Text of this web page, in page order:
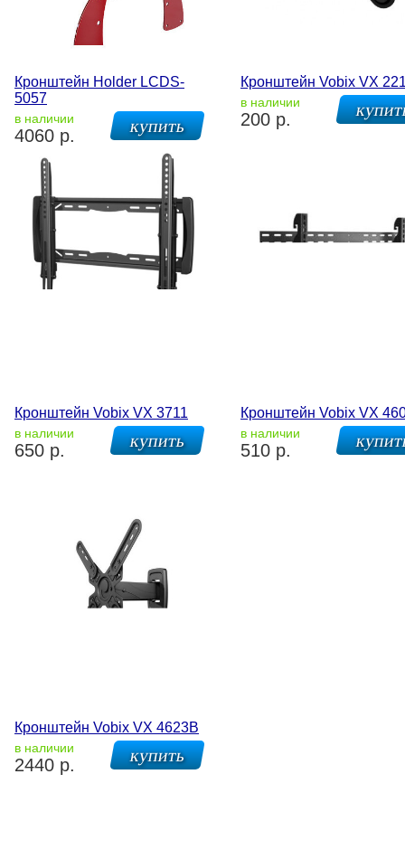
Кронштейн Holder LCDS-
5057
в наличии
4060 р.
Кронштейн Vobix VX
в наличии
200 р.
Кронштейн Vobix VX 3711
в наличии
650 р.
Кронштейн Vobix VX
в наличии
510 р.
Кронштейн Vobix VX 4623B
в наличии
2440 р.